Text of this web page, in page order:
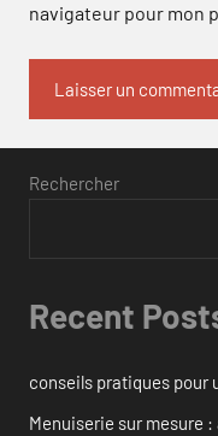
navigateur pour mon
Rechercher
Recent
conseils pratiques pour
Menuiserie sur mesure